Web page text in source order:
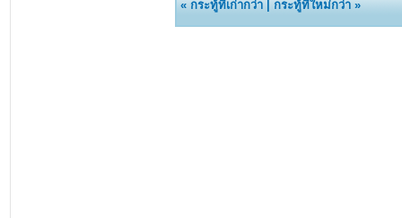
«กระทู้ที่เก่ากว่า |กระทู้ที่ใหม่กว่า »